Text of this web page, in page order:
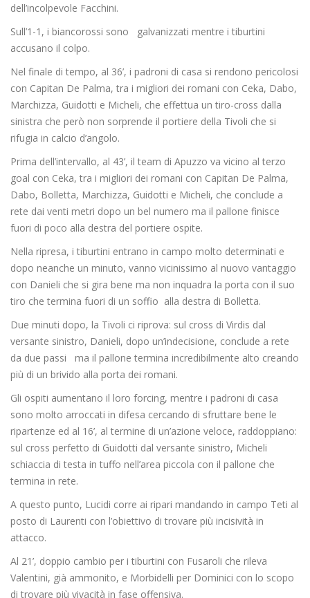
dell’incolpevole Facchini.
Sull’1-1, i biancorossi sono galvanizzati mentre i tiburtini
accusano il colpo.
Nel finale di tempo, al 36’, i padroni di casa si rendono pericolosi
con Capitan De Palma, tra i migliori dei romani con Ceka, Dabo,
Marchizza, Guidotti e Micheli, che effettua un tiro-cross dalla
sinistra che però non sorprende il portiere della Tivoli che si
rifugia in calcio d’angolo.
Prima dell’intervallo, al 43’, il team di Apuzzo va vicino al terzo
goal con Ceka, tra i migliori dei romani con Capitan De Palma,
Dabo, Bolletta, Marchizza, Guidotti e Micheli, che conclude a
rete dai venti metri dopo un bel numero ma il pallone finisce
fuori di poco alla destra del portiere ospite.
Nella ripresa, i tiburtini entrano in campo molto determinati e
dopo neanche un minuto, vanno vicinissimo al nuovo vantaggio
con Danieli che si gira bene ma non inquadra la porta con il suo
tiro che termina fuori di un soffio alla destra di Bolletta.
Due minuti dopo, la Tivoli ci riprova: sul cross di Virdis dal
versante sinistro, Danieli, dopo un’indecisione, conclude a rete
da due passi ma il pallone termina incredibilmente alto creando
più di un brivido alla porta dei romani.
Gli ospiti aumentano il loro forcing, mentre i padroni di casa
sono molto arroccati in difesa cercando di sfruttare bene le
ripartenze ed al 16’, al termine di un’azione veloce, raddoppiano:
sul cross perfetto di Guidotti dal versante sinistro, Micheli
schiaccia di testa in tuffo nell’area piccola con il pallone che
termina in rete.
A questo punto, Lucidi corre ai ripari mandando in campo Teti al
posto di Laurenti con l’obiettivo di trovare più incisività in
attacco.
Al 21’, doppio cambio per i tiburtini con Fusaroli che rileva
Valentini, già ammonito, e Morbidelli per Dominici con lo scopo
di trovare più vivacità in fase offensiva.